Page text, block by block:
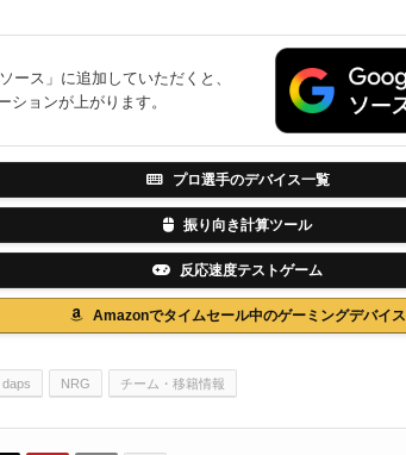
ース」に追加していただくと、
ションが上がります。
プロ選手のデバイス一覧
振り向き計算ツール
反応速度テストゲーム
Amazonでタイムセール中のゲーミングデバイス
daps NRG チーム・移籍情報